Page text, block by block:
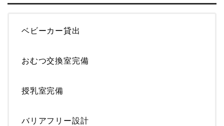
ベビーカー貸出
おむつ交換室完備
授乳室完備
バリアフリー設計